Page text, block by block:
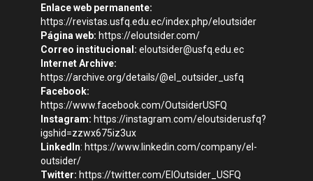
Enlace web permanente:
https://revistas.usfq.edu.ec/index.php/eloutsider
Página web: https://eloutsider.com/
Correo institucional: eloutsider@usfq.edu.ec
Internet Archive:
https://archive.org/details/@el_outsider_usfq
Facebook:
https://www.facebook.com/OutsiderUSFQ
Instagram: https://instagram.com/eloutsiderusfq?
igshid=zzwx675iz3ux
LinkedIn: https://www.linkedin.com/company/el-
outsider/
Twitter: https://twitter.com/ElOutsider_USFQ